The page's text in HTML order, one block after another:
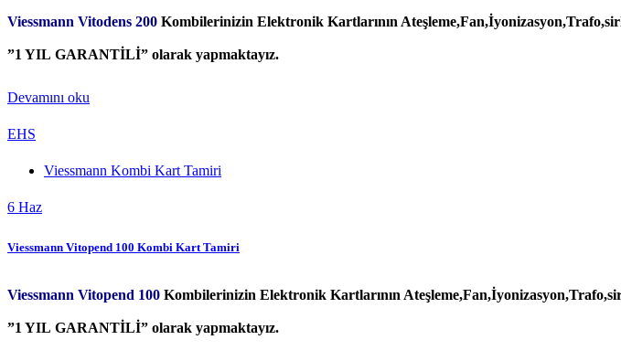
Viessmann Vitodens 200 Kombilerinizin Elektronik Kartlarının
”1 YIL GARANTİLİ” olarak yapmaktayız.
Devamını oku
EHS
Viessmann Kombi Kart Tamiri
6 Haz
Viessmann Vitopend 100 Kombi Kart Tamiri
Viessmann Vitopend 100 Kombilerinizin Elektronik Kartlarının
”1 YIL GARANTİLİ” olarak yapmaktayız.